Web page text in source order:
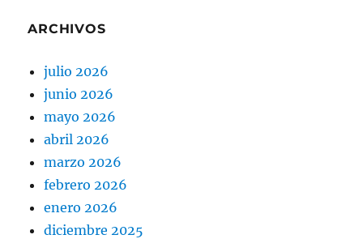
ARCHIVOS
julio 2026
junio 2026
mayo 2026
abril 2026
marzo 2026
febrero 2026
enero 2026
diciembre 2025